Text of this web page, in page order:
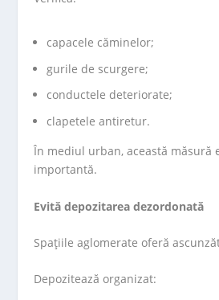
capacele căminelor;
gurile de scurgere;
conductele deteriorate;
clapetele antiretur.
În mediul urban, această măsură
importantă.
Evită depozitarea dezordonată
Spațiile aglomerate oferă
Depozitează organizat: